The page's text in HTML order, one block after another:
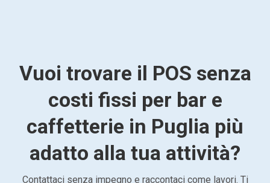
Vuoi trovare il POS senza
costi fissi per bar e
caffetterie in Puglia più
adatto alla tua attività?
Contattaci senza impegno e raccontaci come lavori. Ti